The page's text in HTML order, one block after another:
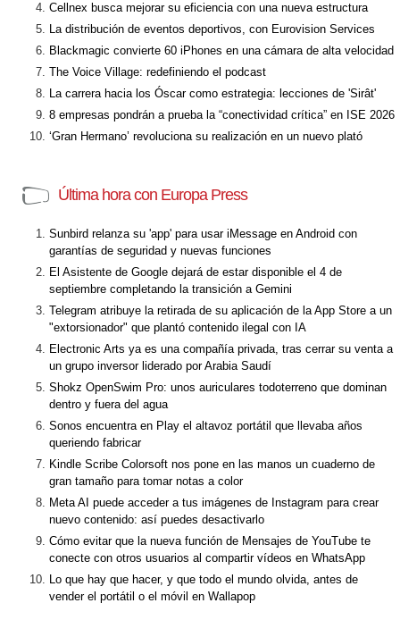
Cellnex busca mejorar su eficiencia con una nueva estructura
La distribución de eventos deportivos, con Eurovision Services
Blackmagic convierte 60 iPhones en una cámara de alta velocidad
The Voice Village: redefiniendo el podcast
La carrera hacia los Óscar como estrategia: lecciones de 'Sirât'
8 empresas pondrán a prueba la “conectividad crítica” en ISE 2026
‘Gran Hermano’ revoluciona su realización en un nuevo plató
Última hora con Europa Press
Sunbird relanza su 'app' para usar iMessage en Android con
garantías de seguridad y nuevas funciones
El Asistente de Google dejará de estar disponible el 4 de
septiembre completando la transición a Gemini
Telegram atribuye la retirada de su aplicación de la App Store a un
"extorsionador" que plantó contenido ilegal con IA
Electronic Arts ya es una compañía privada, tras cerrar su venta a
un grupo inversor liderado por Arabia Saudí
Shokz OpenSwim Pro: unos auriculares todoterreno que dominan
dentro y fuera del agua
Sonos encuentra en Play el altavoz portátil que llevaba años
queriendo fabricar
Kindle Scribe Colorsoft nos pone en las manos un cuaderno de
gran tamaño para tomar notas a color
Meta AI puede acceder a tus imágenes de Instagram para crear
nuevo contenido: así puedes desactivarlo
Cómo evitar que la nueva función de Mensajes de YouTube te
conecte con otros usuarios al compartir vídeos en WhatsApp
Lo que hay que hacer, y que todo el mundo olvida, antes de
vender el portátil o el móvil en Wallapop